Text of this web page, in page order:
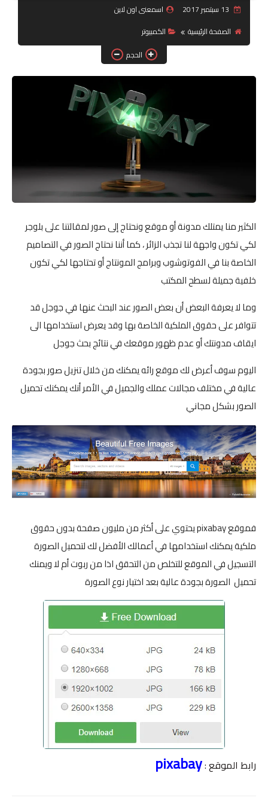
موبايل
مقالات
القسم الديني
العناية بالصحة
سياحة
قصص
رياضة
اسمعنى اون لاين
الصفحة الرئيسية
الكمبيوتر
الحجم
الكثير منا يمتلك مدونة أو موقع ونحتاج إلى صور لمقالتنا على بلوجر
لكي تكون واجهة لنا تجذب الزائر ، كما أننا نحتاج الصور في التصاميم
الخاصة بنا في الفوتوشوب وبرامج المونتاج أو تحتاجها لكي تكون
خلفية جميلة لسطح المكتب
وما لا يعرفة البعض أن بعض الصور عند البحث عنها في جوجل قد
تتوافر على حقوق الملكية الخاصة بها وقد يعرض استخدامها الى
ايقاف مدونتك أو عدم ظهور موقعك في نتائج بحث جوجل
اليوم سوف أعرض لك موقع رائه يمكنك من خلال تنزيل صور بجودة
عالية في مختلف مجالات عملك والجميل في الأمر أنك يمكنك تحميل
الصور بشكل مجاني
فموقع pixabay يحتوي على أكثر من مليون صفحة بدون حقوق
ملكية يمكنك استخدامها في أعمالك الأفضل لك لتحميل الصورة
التسجيل في الموقع للتخلص من التحقق اذا من ربوت أم لا ويمنك
تحميل الصورة بجودة عالية بعد اختيار نوع الصورة
رابط الموقع :pixabay